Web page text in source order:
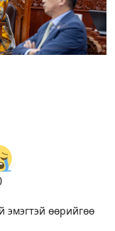
эмэгтэй өөрийгөө